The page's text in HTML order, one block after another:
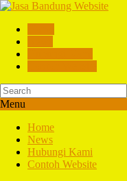
Menu
Home
News
Hubungi Kami
Contoh Website